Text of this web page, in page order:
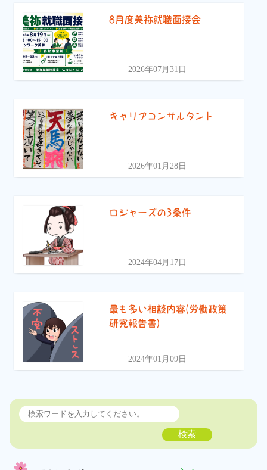
8月度美祢就職面接会
2026年07月31日
キャリアコンサルタント
2026年01月28日
ロジャーズの3条件
2024年04月17日
最も多い相談内容(労働政策
研究報告書)
2024年01月09日
検索